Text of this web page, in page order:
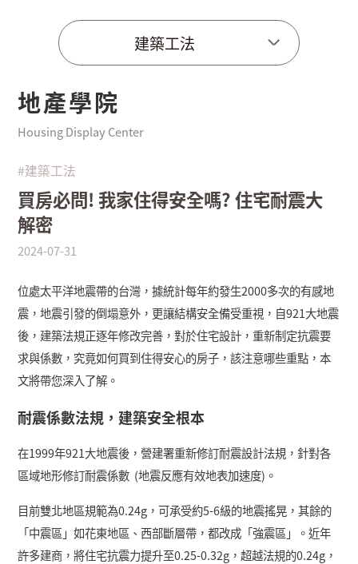
建築工法
地產學院
Housing Display Center
#建築工法
買房必問! 我家住得安全嗎? 住宅耐震大
解密
2024-07-31
位處太平洋地震帶的台灣，據統計每年約發生2000多次的有感地
震，地震引發的倒塌意外，更讓結構安全備受重視， 自921大地震
後，建築法規正逐年修改完善，對於住宅設計，重新制定抗震要
求與係數， 究竟如何買到住得安心的房子，該注意哪些重點，本
文將帶您深入了解。
耐震係數法規，建築安全根本
在1999年921大地震後，營建署重新修訂耐震設計法規，針對各
區域地形修訂耐震係數 (地震反應有效地表加速度)。
目前雙北地區規範為0.24g ，可承受約5-6級的地震搖晃，其餘的
「中震區」如花東地區、西部斷層帶，都改成「強震區」
。近年
許多建商，將住宅抗震力提升至0.25-0.32g ，超越法規的0.24g，